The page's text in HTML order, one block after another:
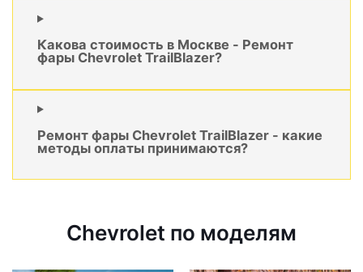
Какова стоимость в Москве - Ремонт
фары Chevrolet TrailBlazer?
Ремонт фары Chevrolet TrailBlazer - какие
методы оплаты принимаются?
Chevrolet по моделям